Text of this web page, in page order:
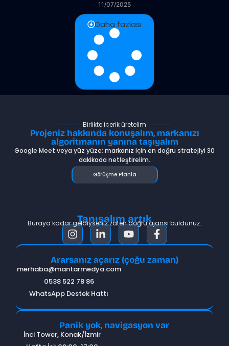
11/07/2025
Daha fazlası
Birlikte içerik üretelim
Projeniz hakkında konuşalım, markanızı
algoritmanın yanına taşıyalım
Google Meet veya yüz yüze; markanız için en doğru stratejiyi 30
dakikada netleştirelim.
Görüşme Planla
Tanışalım artık
Buraya kadar geldiyseniz zaten doğru ajansı buldunuz.
Ararsanız açarız (çoğu zaman)
merhaba@mantarmedya.com
0538 522 78 86
WhatsApp Destek Hattı
Panik yok, navigasyon var
İnci Tower, Konak/İzmir